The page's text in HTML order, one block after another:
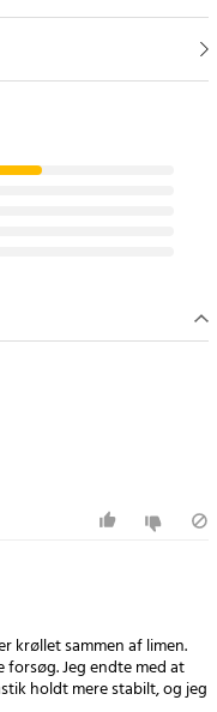
i et jævnt lag på hele
under
limen indad, og før
placer den over hullet.
gerne pres på lappen -
opnået fuld
krøllet sammen af limen.
Jeg endte med at
holdt mere stabilt, og jeg